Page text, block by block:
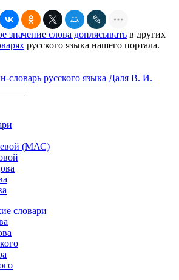
значение слова доплясывать в других
русского языка нашего портала.
словарь русского языка Даля В. И.
(МАС)
словари